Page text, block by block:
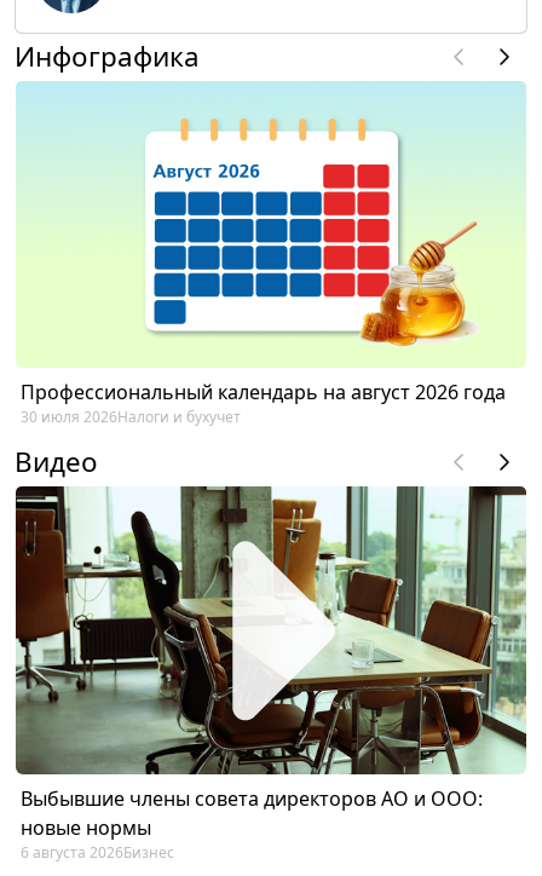
Инфографика
Профессиональный календарь на август 2026 года
30 июля 2026Налоги и бухучет
Видео
Выбывшие члены совета директоров АО и ООО:
новые нормы
6 августа 2026Бизнес